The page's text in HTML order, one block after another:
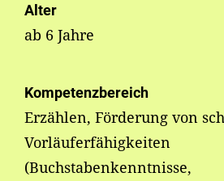
Alter
ab 6 Jahre
Kompetenzbereich
Erzählen, Förderung von
Vorläuferfähigkeiten
(Buchstabenkenntnisse,